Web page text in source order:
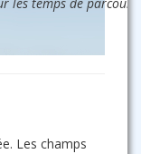
Les champs